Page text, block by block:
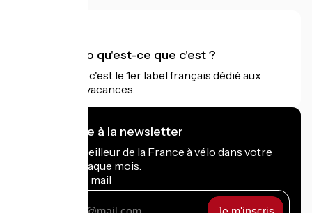
Accueil Vélo qu'est-ce que c'est ?
Accueil Vélo c'est le 1er label français dédié aux
cyclistes en vacances.
Je m'abonne à la newsletter
Recevez le meilleur de la France à vélo dans votre
boîte mail chaque mois.
Mon adresse mail